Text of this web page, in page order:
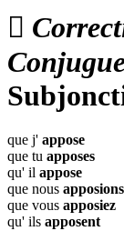

que j' appose
que tu apposes
qu' il appose
que nous apposions
que vous apposiez
qu' ils apposent